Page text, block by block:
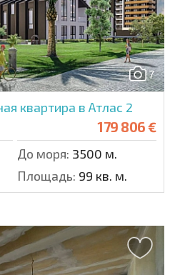
7
квартира в Атлас 2
179 806 €
До моря: 3500 м.
Площадь: 99 кв. м.